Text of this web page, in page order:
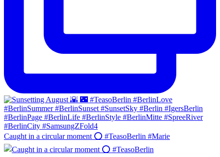
Caught in a circular moment ⭕️ #TeasoBerlin #Marie